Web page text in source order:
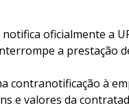
oficialmente a
a prestação
contranotificação à
e valores da